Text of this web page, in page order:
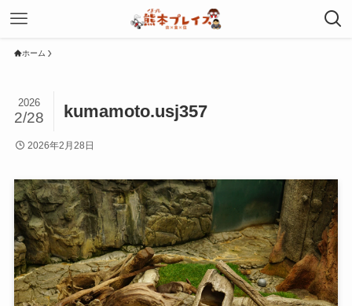
ホーム
kumamoto.usj357
2026
2/28
2026年2月28日